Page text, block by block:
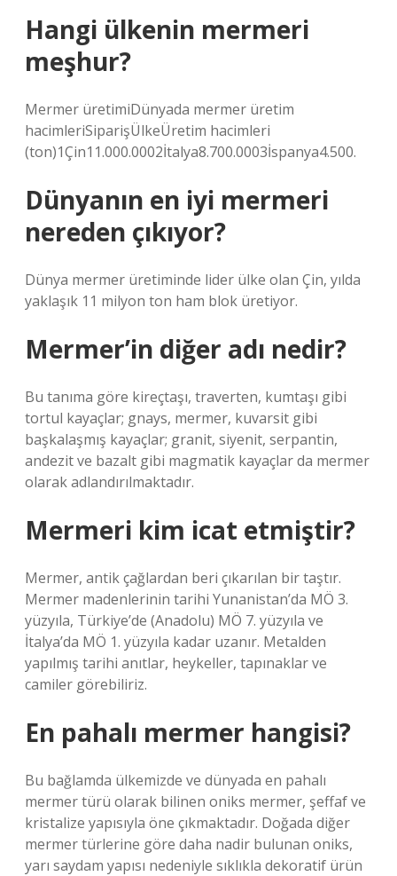
Hangi ülkenin mermeri
meşhur?
Mermer üretimiDünyada mermer üretim
hacimleriSiparişÜlkeÜretim hacimleri
(ton)1Çin11.000.0002İtalya8.700.0003İspanya4.500.
Dünyanın en iyi mermeri
nereden çıkıyor?
Dünya mermer üretiminde lider ülke olan Çin, yılda
yaklaşık 11 milyon ton ham blok üretiyor.
Mermer’in diğer adı nedir?
Bu tanıma göre kireçtaşı, traverten, kumtaşı gibi
tortul kayaçlar; gnays, mermer, kuvarsit gibi
başkalaşmış kayaçlar; granit, siyenit, serpantin,
andezit ve bazalt gibi magmatik kayaçlar da mermer
olarak adlandırılmaktadır.
Mermeri kim icat etmiştir?
Mermer, antik çağlardan beri çıkarılan bir taştır.
Mermer madenlerinin tarihi Yunanistan’da MÖ 3.
yüzyıla, Türkiye’de (Anadolu) MÖ 7. yüzyıla ve
İtalya’da MÖ 1. yüzyıla kadar uzanır. Metalden
yapılmış tarihi anıtlar, heykeller, tapınaklar ve
camiler görebiliriz.
En pahalı mermer hangisi?
Bu bağlamda ülkemizde ve dünyada en pahalı
mermer türü olarak bilinen oniks mermer, şeffaf ve
kristalize yapısıyla öne çıkmaktadır. Doğada diğer
mermer türlerine göre daha nadir bulunan oniks,
yarı saydam yapısı nedeniyle sıklıkla dekoratif ürün